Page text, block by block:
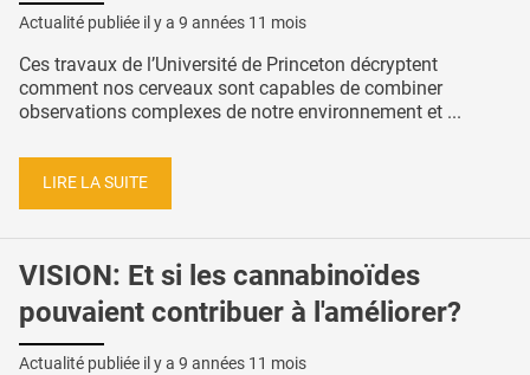
Actualité publiée il y a 9 années 11 mois
Ces travaux de l’Université de Princeton décryptent
comment nos cerveaux sont capables de combiner
observations complexes de notre environnement et ...
LIRE LA SUITE
VISION: Et si les cannabinoïdes
pouvaient contribuer à l'améliorer?
Actualité publiée il y a 9 années 11 mois